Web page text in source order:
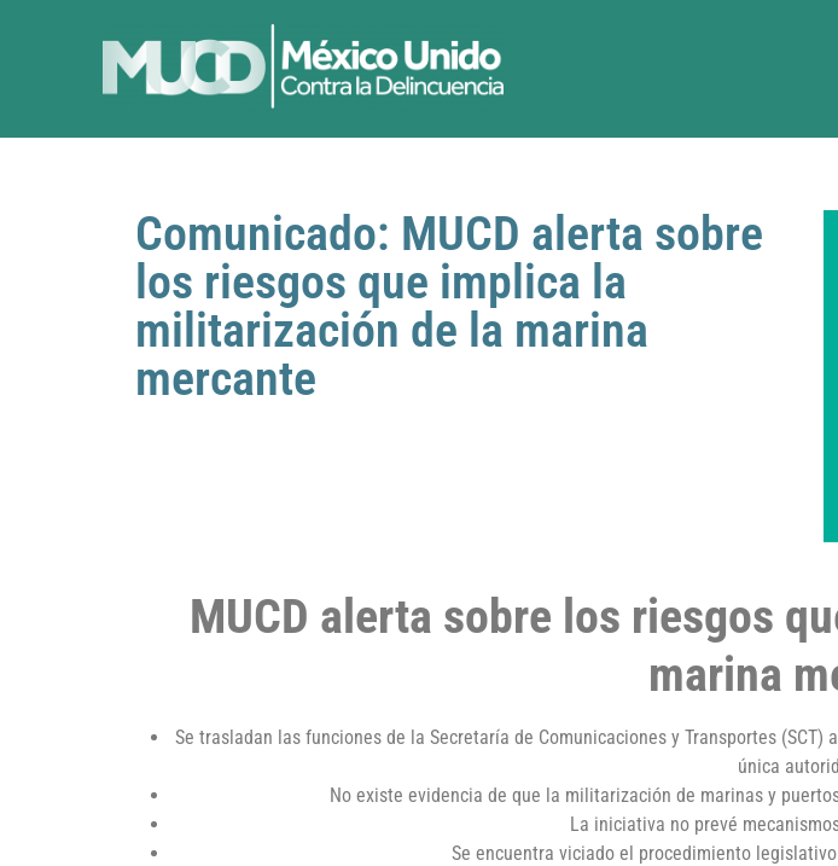
Comunicado: MUCD alerta sobre
los riesgos que implica la
militarización de la marina
mercante
MUCD alerta sobre los riesgos
marina
Se trasladan las funciones de la Secretaría de Comunicaciones y Transportes
única
No existe evidencia de que la militarización de marinas y
La iniciativa no prevé
Se encuentra viciado el procedimiento